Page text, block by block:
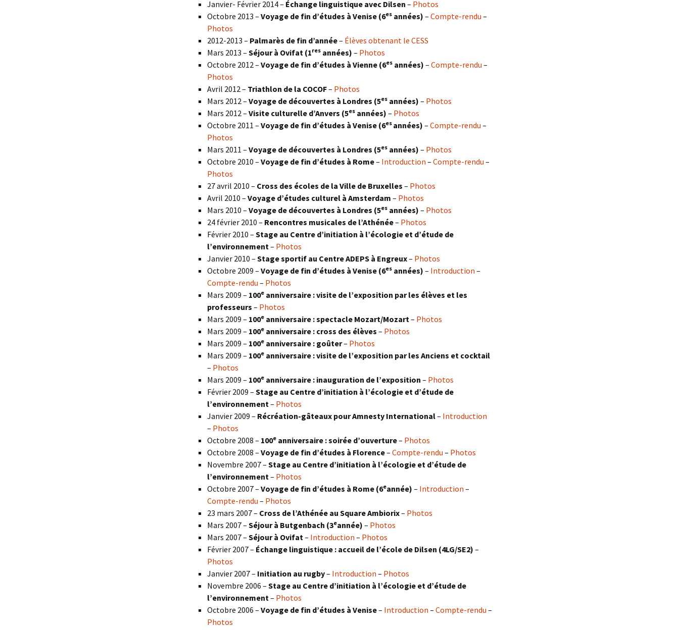
Janvier- Février 2014 – Échange linguistique avec Dilsen – Photos
Octobre 2013 – Voyage de fin d’études à Venise (6es années) – Compte-rendu –
Photos
2012-2013 – Palmarès de fin d’année– Élèves obtenant le CESS
Mars 2013 – Séjour à Ovifat (1res années) – Photos
Octobre 2012 – Voyage de fin d’études à Vienne (6es années) – Compte-rendu –
Photos
Avril 2012 – Triathlon de la COCOF– Photos
Mars 2012 – Voyage de découvertes à Londres (5es années) – Photos
Mars 2012 – Visite culturelle d’Anvers (5es années) – Photos
Octobre 2011 – Voyage de fin d’études à Venise (6es années) – Compte-rendu –
Photos
Mars 2011 – Voyage de découvertes à Londres (5es années) – Photos
Octobre 2010 – Voyage de fin d’études à Rome– Introduction – Compte-rendu –
Photos
27 avril 2010 – Cross des écoles de la Ville de Bruxelles – Photos
Avril 2010 – Voyage d’études culturel à Amsterdam – Photos
Mars 2010 – Voyage de découvertes à Londres (5es années) – Photos
24 février 2010 – Rencontres musicales de l’Athénée– Photos
Février 2010 – Stage au Centre d’initiation à l’écologie et d’étude de
l’environnement– Photos
Janvier 2010 – Stage sportif au Centre ADEPS à Engreux– Photos
Octobre 2009 – Voyage de fin d’études à Venise (6es années) – Introduction –
Compte-rendu – Photos
Mars 2009 – 100e anniversaire : visite de l’exposition par les élèves et les
professeurs – Photos
Mars 2009 – 100e anniversaire : spectacle Mozart/Mozart– Photos
Mars 2009 – 100e anniversaire : cross des élèves – Photos
Mars 2009 – 100e anniversaire : goûter– Photos
Mars 2009 – 100e anniversaire : visite de l’exposition par les Anciens et cocktail
– Photos
Mars 2009 – 100e anniversaire : inauguration de l’exposition – Photos
Février 2009 – Stage au Centre d’initiation à l’écologie et d’étude de
l’environnement– Photos
Janvier 2009 – Récréation-gâteaux pour Amnesty International– Introduction
– Photos
Octobre 2008 – 100e anniversaire : soirée d’ouverture– Photos
Octobre 2008 – Voyage de fin d’études à Florence– Compte-rendu – Photos
Novembre 2007 – Stage au Centre d’initiation à l’écologie et d’étude de
l’environnement– Photos
Octobre 2007 – Voyage de fin d’études à Rome (6eannée) – Introduction –
Compte-rendu – Photos
23 mars 2007 – Cross de l’Athénée au Square Ambiorix– Photos
Mars 2007 – Séjour à Butgenbach (3eannée) – Photos
Mars 2007 – Séjour à Ovifat– Introduction – Photos
Février 2007 – Échange linguistique : accueil de l’école de Dilsen (4LG/SE2) –
Photos
Janvier 2007 – Initiation au rugby– Introduction – Photos
Novembre 2006 – Stage au Centre d’initiation à l’écologie et d’étude de
l’environnement– Photos
Octobre 2006 – Voyage de fin d’études à Venise– Introduction – Compte-rendu –
Photos